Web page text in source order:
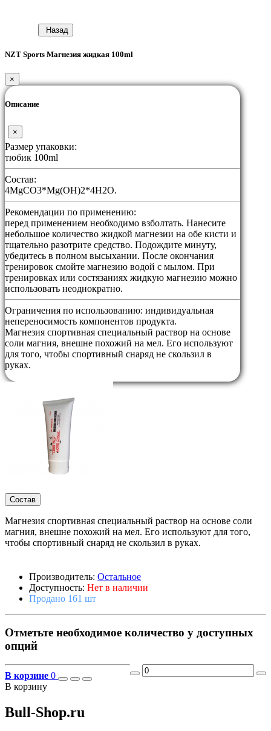
Назад
NZT Sports Магнезия жидкая 100ml
×
Описание
×
Размер упаковки:
тюбик 100ml
Состав:
4MgCO3*Mg(OH)2*4H2O.
Рекомендации по применению:
перед применением необходимо взболтать. Нанесите
небольшое количество жидкой магнезии на обе кисти и
тщательно разотрите средство. Подождите минуту,
убедитесь в полном высыхании. После окончания
тренировок смойте магнезию водой с мылом. При
тренировках или состязаниях жидкую магнезию можно
использовать неоднократно.
Ограничения по использованию: индивидуальная
непереносимость компонентов продукта.
Магнезия спортивная специальный раствор на основе
соли магния, внешне похожий на мел. Его используют
для того, чтобы спортивный снаряд не скользил в
руках.
Состав
Магнезия спортивная специальный раствор на основе соли
магния, внешне похожий на мел. Его используют для того,
чтобы спортивный снаряд не скользил в руках.
Производитель: Остальное
Доступность: Нет в наличии
Продано 161 шт
Отметьте необходимое количество у доступных
опций
В корзине 0
В корзину
Bull-Shop.ru